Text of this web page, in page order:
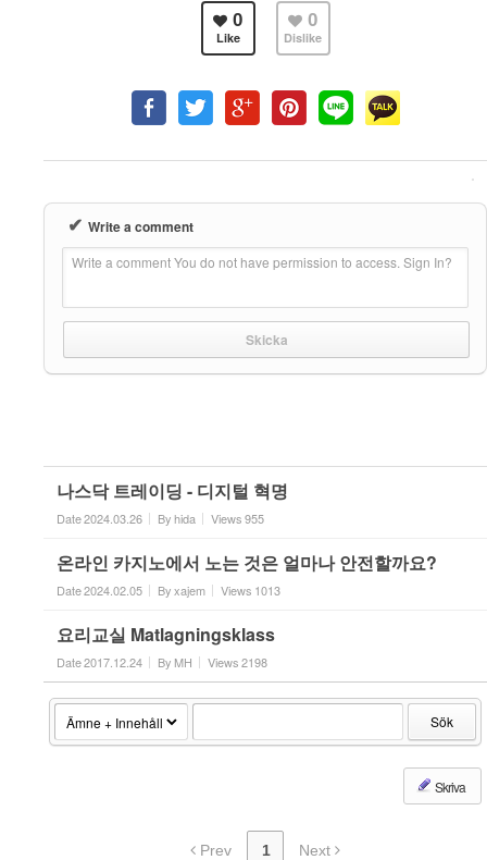
0
Like
0
Dislike
✔ Write a comment
Write a comment You do not have permission to access. Sign In?
나스닥 트레이딩 - 디지털 혁명
Date2024.03.26 Byhida Views955
온라인 카지노에서 노는 것은 얼마나 안전할까요?
Date2024.02.05 Byxajem Views 1013
요리교실 Matlagningsklass
Date2017.12.24 By MH Views2198
Sök
Skriva
Prev 1 Next